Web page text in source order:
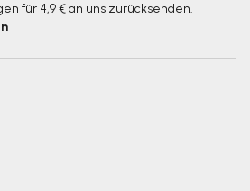
für 4,9 € an uns zurücksenden.